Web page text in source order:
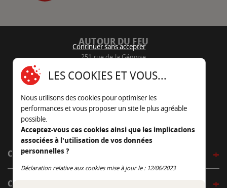
AUTOUR DU FEU
251 rue de la Génoise
05 45 22 98 09
Nous envoyer un e-mail
CÔTÉ OUTDOOR
CÔTÉ INDOOR
Continuer sans accepter
LES COOKIES ET VOUS...
Nous utilisons des cookies pour optimiser les
performances et vous proposer un site le plus agréable
possible.
Acceptez-vous ces cookies ainsi que les implications
associées à l'utilisation de vos données
personnelles ?
Déclaration relative aux cookies mise à jour le : 12/06/2023
Continuer sans accepter